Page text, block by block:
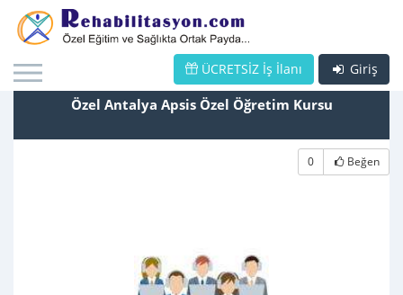
Giriş
ÜCRETSİZ İş İlanı
Özel Antalya Apsis Özel Öğretim Kursu
0 Beğen